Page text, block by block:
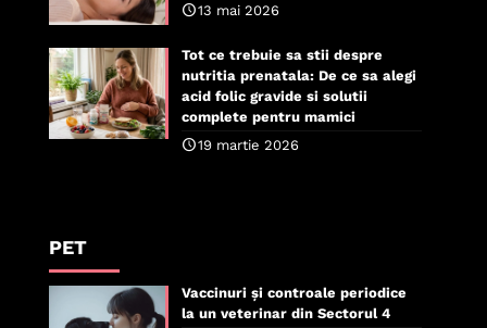
13 mai 2026
Tot ce trebuie sa stii despre
nutritia prenatala: De ce sa alegi
acid folic gravide si solutii
complete pentru mamici
19 martie 2026
PET
Vaccinuri și controale periodice
la un veterinar din Sectorul 4